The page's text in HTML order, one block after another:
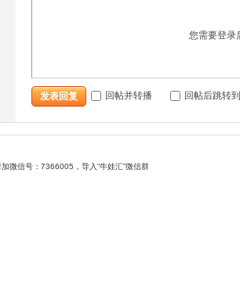
您需要登录
发表回复 回帖并转播 回帖后跳转
微信号：7366005，导入“牛娃汇”微信群